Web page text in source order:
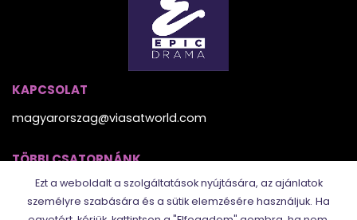
KAPCSOLAT
magyarorszag@viasatworld.com
TÖBBI CSATORNÁNK
Ezt a weboldalt a szolgáltatások nyújtására, az ajánlatok
személyre szabására és a sütik elemzésére használjuk. Ha